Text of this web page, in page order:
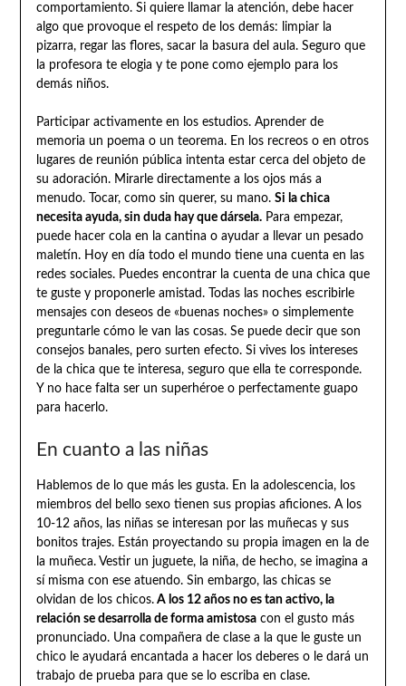
comportamiento. Si quiere llamar la atención, debe hacer
algo que provoque el respeto de los demás: limpiar la
pizarra, regar las flores, sacar la basura del aula. Seguro que
la profesora te elogia y te pone como ejemplo para los
demás niños.
Participar activamente en los estudios. Aprender de
memoria un poema o un teorema. En los recreos o en otros
lugares de reunión pública intenta estar cerca del objeto de
su adoración. Mirarle directamente a los ojos más a
menudo. Tocar, como sin querer, su mano. Si la chica
necesita ayuda, sin duda hay que dársela.Para empezar,
puede hacer cola en la cantina o ayudar a llevar un pesado
maletín. Hoy en día todo el mundo tiene una cuenta en las
redes sociales. Puedes encontrar la cuenta de una chica que
te guste y proponerle amistad. Todas las noches escribirle
mensajes con deseos de «buenas noches» o simplemente
preguntarle cómo le van las cosas. Se puede decir que son
consejos banales, pero surten efecto. Si vives los intereses
de la chica que te interesa, seguro que ella te corresponde.
Y no hace falta ser un superhéroe o perfectamente guapo
para hacerlo.
En cuanto a las niñas
Hablemos de lo que más les gusta. En la adolescencia, los
miembros del bello sexo tienen sus propias aficiones. A los
10-12 años, las niñas se interesan por las muñecas y sus
bonitos trajes. Están proyectando su propia imagen en la de
la muñeca. Vestir un juguete, la niña, de hecho, se imagina a
sí misma con ese atuendo. Sin embargo, las chicas se
olvidan de los chicos.A los 12 años no es tan activo, la
relación se desarrolla de forma amistosacon el gusto más
pronunciado. Una compañera de clase a la que le guste un
chico le ayudará encantada a hacer los deberes o le dará un
trabajo de prueba para que se lo escriba en clase.